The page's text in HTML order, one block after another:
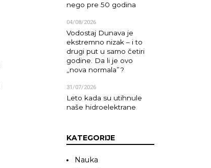
nego pre 50 godina
04/08/2026
Vodostaj Dunava je
ekstremno nizak – i to
drugi put u samo četiri
godine. Da li je ovo
„nova normala”?
31/07/2026
Leto kada su utihnule
naše hidroelektrane
KATEGORIJE
Nauka